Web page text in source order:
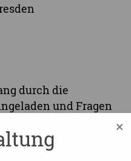
durch die
und Fragen
basteln.
×